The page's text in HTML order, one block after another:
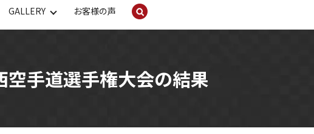
GALLERY お客様の声
手道選手権大会の結果